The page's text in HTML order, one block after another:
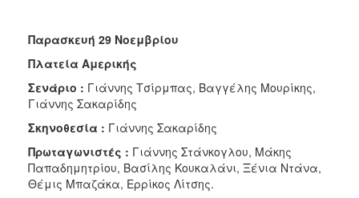
Παρασκευή 29 Νοεμβρίου
Πλατεία Αμερικής
Σενάριο : Γιάννης Τσίρμπας, Βαγγέλης Μουρίκης,
Γιάννης Σακαρίδης
Σκηνοθεσία : Γιάννης Σακαρίδης
Πρωταγωνιστές : Γιάννης Στάνκογλου, Μάκης
Παπαδημητρίου, Βασίλης Κουκαλάνι, Ξένια Ντάνα,
Θέμις Μπαζάκα, Ερρίκος Λίτσης.